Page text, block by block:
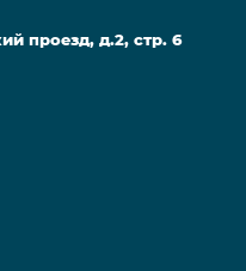
проезд, д.2, стр. 6